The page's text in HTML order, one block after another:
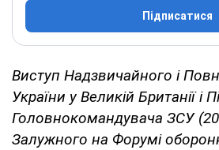
Підписатися
Виступ Надзвичайного і
України у Великій Британії і
Головнокомандувача ЗСУ
Залужного на Форумі